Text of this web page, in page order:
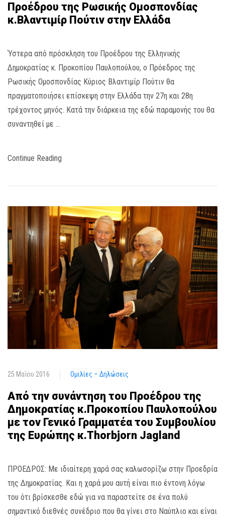
Προέδρου της Ρωσικής Ομοσπονδίας
κ.Βλαντιμίρ Πούτιν στην Ελλάδα
Ύστερα από πρόσκληση του Προέδρου της Ελληνικής
Δημοκρατίας κ. Προκοπίου Παυλοπούλου, ο Πρόεδρος της
Ρωσικής Ομοσπονδίας Κύριος Βλαντιμίρ Πούτιν θα
πραγματοποιήσει επίσκεψη στην Ελλάδα την 27η και 28η
τρέχοντος μηνός. Κατά την διάρκεια της εδώ παραμονής του θα
συναντηθεί με …
Continue Reading
25 Μαΐου 2016 Ομιλίες – Δηλώσεις
Από την συνάντηση του Προέδρου της
Δημοκρατίας κ.Προκοπίου Παυλοπούλου
με τον Γενικό Γραμματέα του Συμβουλίου
της Ευρώπης κ.Thorbjorn Jagland
ΠΡΟΕΔΡΟΣ: Με ιδιαίτερη χαρά σας καλωσορίζω στην Προεδρία
της Δημοκρατίας. Και η χαρά μου αυτή είναι πιο έντονη λόγω
του ότι βρίσκεσθε εδώ για να παραστείτε σε ένα πολύ
σημαντικό διεθνές συνέδριο που θα γίνει στο Ναύπλιο και είναι